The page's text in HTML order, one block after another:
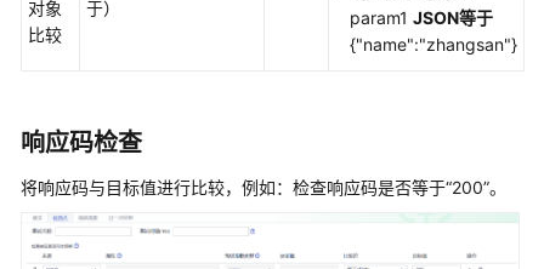
使
用
快
速
对象
比较
于）
param1 JSON等于
{"name":"zhangsan"}
响应码检查
将响应码与目标值进行比较，例如：检查响应码是否等于“200”。